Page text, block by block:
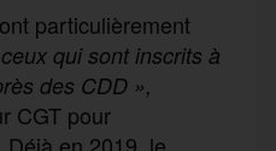
particulièrement
qui sont inscrits à
des CDD »,
CGT pour